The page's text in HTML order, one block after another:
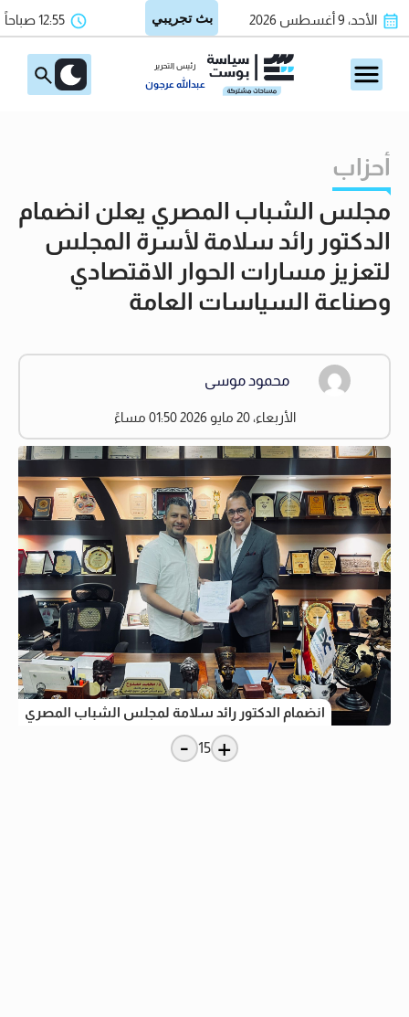
الأحد، 9 أغسطس 2026 12:55 صباحاً
رئيس التحرير
عبدالله عرجون
أحزاب
مجلس الشباب المصري يعلن انضمام
الدكتور رائد سلامة لأسرة المجلس
لتعزيز مسارات الحوار الاقتصادي
وصناعة السياسات العامة
محمود موسى
الأربعاء، 20 مايو 2026 01:50 مساءً
انضمام الدكتور رائد سلامة لمجلس الشباب المصري
+
15
-